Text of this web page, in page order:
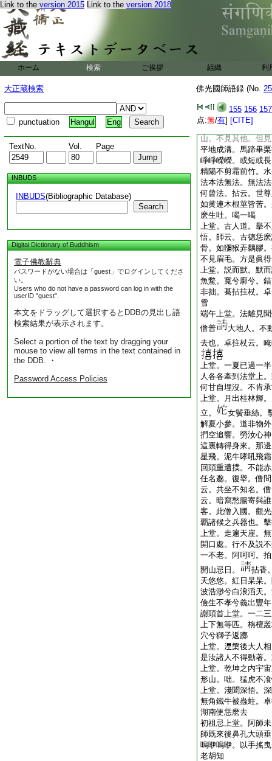
Link to the version 2015 Link to the version 2018
ホーム 検索 ご挨拶 組織 利
大正蔵検索
punctuation Hangul Eng
TextNo. Vol. Page
INBUDS
INBUDS(Bibliographic Database)
Search
Digital Dictionary of Buddhism
電子佛教辭典
パスワードがない場合は「guest」でログインしてくださ
い。
Users who do not have a password can log in with the
userID "guest".
本文をドラッグして選択するとDDBの見出し語
検索結果が表示されます。
Select a portion of the text by dragging your
mouse to view all terms in the text contained in
the DDB. ・
Password Access Policies
佛光國師語録 (No.
155 156 157
点:無/有] [CITE]
竿。虎生雞觜。拈
滅二千年。比丘少
上堂。粒米分明抵
來滿鉢都抛擲。當
身。德云。山華開
何。師云。磕破髑
滴滴地。又且如何
今夜問和尙。如何
爲僧。今六十不曾
乃云。以大圓覺爲
性智。山僧從福山
山。不見其他。但
平地成溝。馬蹄畢
崢崢嶸嶸。或短或
精陽不剪霜前竹。
法本法無法。無法
何曾法。拈云。世
如黄連木根莖皆苦
麽生吐。喝一喝
上堂。古人道。擧
悟。師云。古德恁
骨。如獼猴弄黐膠
不見眉毛。方是眞
上堂。説而默。默
魚鱉。寬兮廓兮。
非拙。驀拈拄杖。
雪
端午上堂。法離見
僧普
大地人。不
去也。卓拄杖云。
上堂。一夏已過一
人各各牽到法堂上
何甘自埋沒。不肯
上堂。月出桂林輝
立。
女鬢垂絲。
解夏小參。道非物
捫空追響。勞汝心
這裏轉得身來。那
星飛。泥牛哮吼飛
回頭重遭撲。不能
任名邈。復擧。僧
云。共坐不知名。
云。暗寫愁腸寄與
客。此僧入國。觀
覇諸候之兵器也。
上堂。走遍天崖。
開口處。行不及説
一不老。阿呵呵。
開山忌日。
拈香
天悠悠。紅日杲杲
波浩渺兮白浪滔天
儉生不孝兮義出豐年
謝頭首上堂。一二
上下無等匹。栴檀
穴兮獅子返躑
上堂。𣵀槃後大人
是汝諸人不得動著
上堂。乾坤之内宇
形山。咄。猛虎不
上堂。淺聞深悟。
無角鐵牛被蟲蛀。
湖南便恁麽去
初祖忌上堂。阿師
師既來後鼻孔大頭
嗚咿嗚咿。以手搖
老胡知